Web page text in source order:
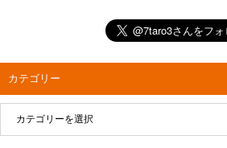
カテゴリー